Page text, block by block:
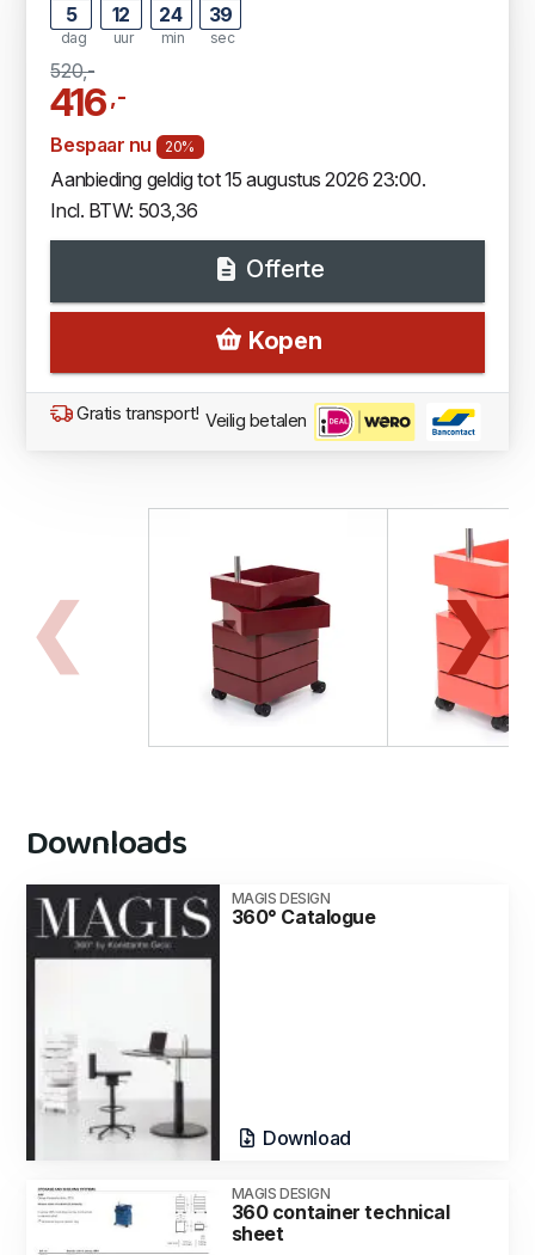
5
dag
12
uur
24
min
38
sec
520,-
416,-
Bespaar nu 20%
Aanbieding geldig tot 15 augustus 2026 23:00.
Incl. BTW: 503,36
Offerte
Kopen
Gratis transport! Veilig betalen
Downloads
MAGIS DESIGN
360° Catalogue
Download
MAGIS DESIGN
360 container technical
sheet